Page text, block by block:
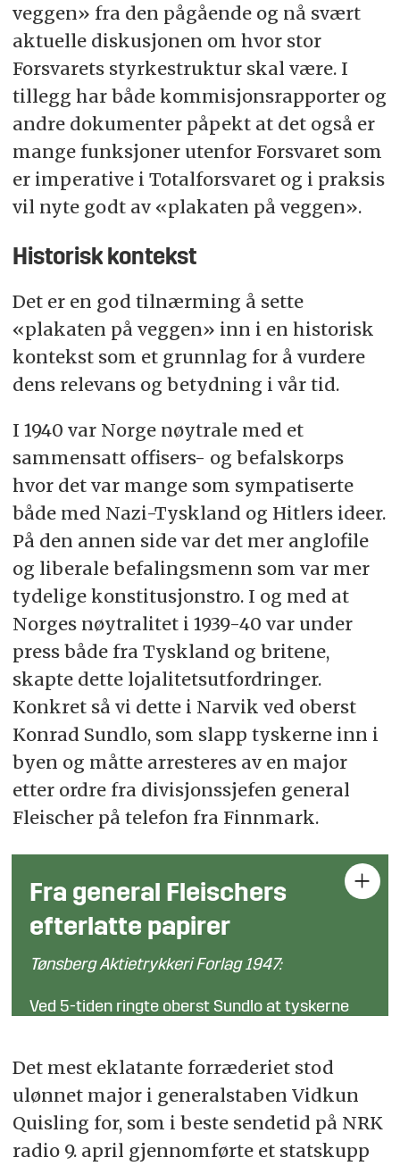
veggen» fra den pågående og nå svært
aktuelle diskusjonen om hvor stor
Forsvarets styrkestruktur skal være. I
tillegg har både kommisjonsrapporter og
andre dokumenter påpekt at det også er
mange funksjoner utenfor Forsvaret som
er imperative i Totalforsvaret og i praksis
vil nyte godt av «plakaten på veggen».
Historisk kontekst
Det er en god tilnærming å sette
«plakaten på veggen» inn i en historisk
kontekst som et grunnlag for å vurdere
dens relevans og betydning i vår tid.
I 1940 var Norge nøytrale med et
sammensatt offisers- og befalskorps
hvor det var mange som sympatiserte
både med Nazi-Tyskland og Hitlers ideer.
På den annen side var det mer anglofile
og liberale befalingsmenn som var mer
tydelige konstitusjonstro. I og med at
Norges nøytralitet i 1939-40 var under
press både fra Tyskland og britene,
skapte dette lojalitetsutfordringer.
Konkret så vi dette i Narvik ved oberst
Konrad Sundlo, som slapp tyskerne inn i
byen og måtte arresteres av en major
etter ordre fra divisjonssjefen general
Fleischer på telefon fra Finnmark.
Fra general Fleischers
efterlatte papirer
Tønsberg Aktietrykkeri Forlag 1947:
Ved 5-tiden ringte oberst Sundlo at tyskerne
unyttig å gjøre motstand i det tyskerne skulle
Den virkelige tyske styrke var omtrent
tredjeparten. Han fikk ordre opp øieblikkelig å
avbryte alle forhandlinger å oppta kamp. Da
Det mest eklatante forræderiet stod
ulønnet major i generalstaben Vidkun
Quisling for, som i beste sendetid på NRK
radio 9. april gjennomførte et statskupp